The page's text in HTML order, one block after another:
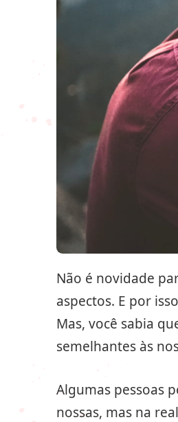
Não é novidade
aspectos. E por
Mas, você sabia
semelhantes às
Algumas pessoas
nossas, mas na